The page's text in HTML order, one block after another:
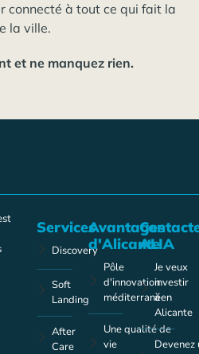
connecté à tout ce qui fait la
la ville.
et ne manquez rien.
Services
Discovery
Soft
Landing
After
Care
Avantages
d'Alicante
Pôle
d'innovation
méditerranéen
Une qualité de
vie
ALIA
Je veux
investir
à
Alicante
Devenez